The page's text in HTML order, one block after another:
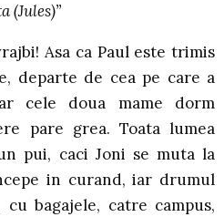
Asa ca Paul este trimis
departe de cea pe care a
cele doua mame dorm
pare grea. Toata lumea
pui, caci Joni se muta la
in curand, iar drumul
bagajele, catre campus,